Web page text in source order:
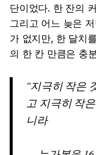
단이었다. 한 잔의
그리고 어느 늦은
가 없지만, 한 달치
의 한 칸 만큼은 충
지극히 작은
고 지극히 작
니라